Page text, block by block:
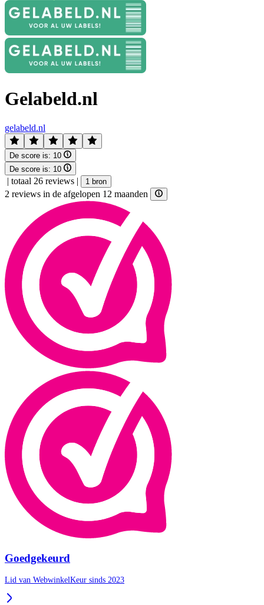
Gelabeld.nl
gelabeld.nl
De score is: 10
De score is: 10
| totaal 26 reviews | 1 bron
2 reviews in de afgelopen 12 maanden
Goedgekeurd
Lid van WebwinkelKeur sinds 2023